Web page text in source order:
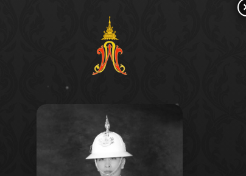
พราะความแซ่บของ สามี-ภรรยา คู่นี้มาก งานนี้
ยว จะแซ่บเด็ดเผ็ดร้อนขนาดไหนต้องไปดูพร้อม